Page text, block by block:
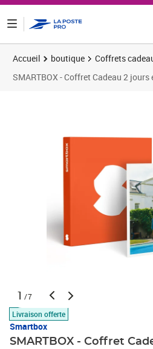
Accueil boutique Coffrets
SMARTBOX - Coffret Cadeau 2
1 /7
Livraison offerte
Smartbox
SMARTBOX - Coffret